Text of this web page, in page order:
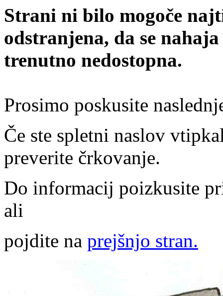
Strani ni bilo mogoče
odstranjena, da se
trenutno nedostopna.
Prosimo poskusite
Če ste spletni naslov
preverite črkovanje.
Do informacij poizkusite
ali
pojdite na prejšnjo stran.